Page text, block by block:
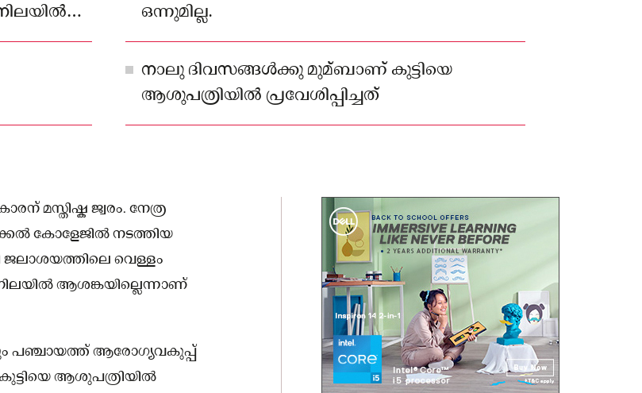
ഒന്നുമില്ല.
നാലു ദിവസങ്ങൾക്കു മുമ്ബാണ് കുട്ടിയെ
ആശുപത്രിയിൽ പ്രവേശിപ്പിച്ചത്
മസ്തിഷ്ക ജ്വരം. നേത്ര
കോളേജിൽ നടത്തിയ
വെള്ളം
ആശങ്കയില്ലെന്നാണ്
പഞ്ചായത്ത് ആരോഗ്യവകുപ്പ്
ആശുപത്രിയിൽ